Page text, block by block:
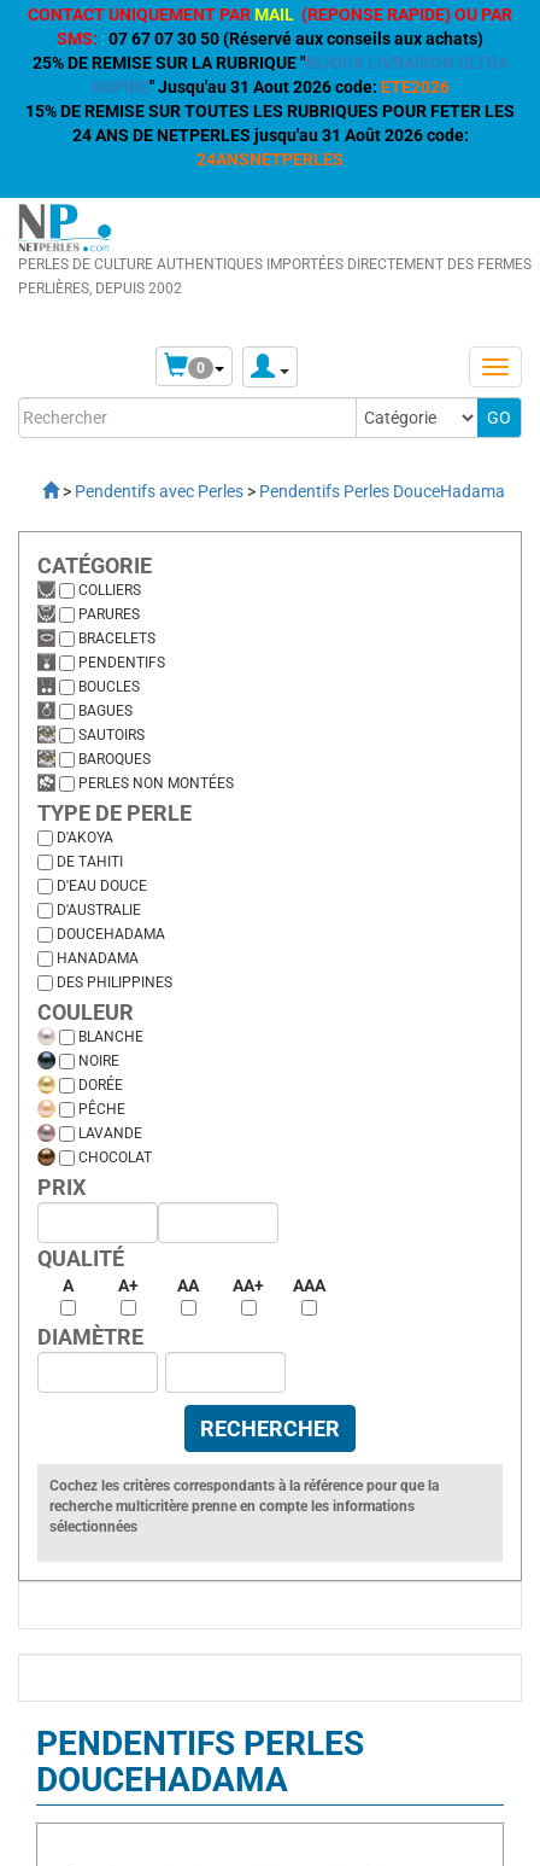
CONTACT UNIQUEMENT PARMAIL (REPONSE RAPIDE) OU PAR
SMS: :07 67 07 30 50 (Réservé aux conseils aux achats)
25% DE REMISE SUR LA RUBRIQUE "BIJOUX LIVRAISON ULTRA
RAPIDE" Jusqu'au 31 Aout 2026 code: ETE2026
15% DE REMISE SUR TOUTES LES RUBRIQUES POUR FETER LES
24 ANS DE NETPERLES jusqu'au 31 Août 2026 code:
24ANSNETPERLES
PERLES DE CULTURE AUTHENTIQUES IMPORTÉES DIRECTEMENT DES FERMES
PERLIÈRES, DEPUIS 2002
0
> Pendentifs avec Perles > Pendentifs Perles DouceHadama
CATÉGORIE
COLLIERS
PARURES
BRACELETS
PENDENTIFS
BOUCLES
BAGUES
SAUTOIRS
BAROQUES
PERLES NON MONTÉES
TYPE DE PERLE
D'AKOYA
DE TAHITI
D'EAU DOUCE
D'AUSTRALIE
DOUCEHADAMA
HANADAMA
DES PHILIPPINES
COULEUR
BLANCHE
NOIRE
DORÉE
PÊCHE
LAVANDE
CHOCOLAT
PRIX
QUALITÉ
A A+ AA AA+ AAA
DIAMÈTRE
Cochez les critères correspondants à la référence pour que la
recherche multicritère prenne en compte les informations
sélectionnées
PENDENTIFS PERLES
DOUCEHADAMA